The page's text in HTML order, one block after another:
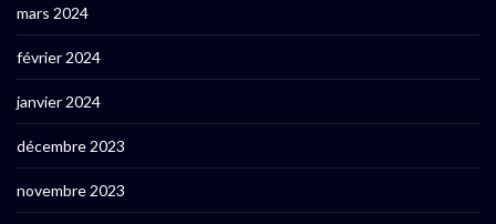
mars 2024
février 2024
janvier 2024
décembre 2023
novembre 2023